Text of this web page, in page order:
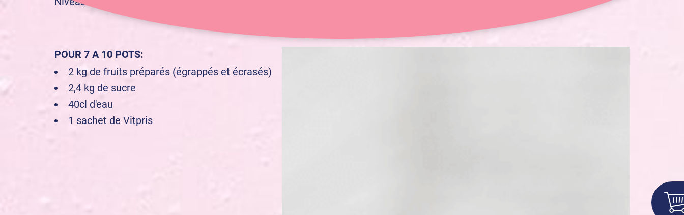
POUR 7 A 10 POTS:
2 kg de fruits préparés (égrappés et écrasés)
2,4 kg de sucre
40cl d'eau
1 sachet de Vitpris